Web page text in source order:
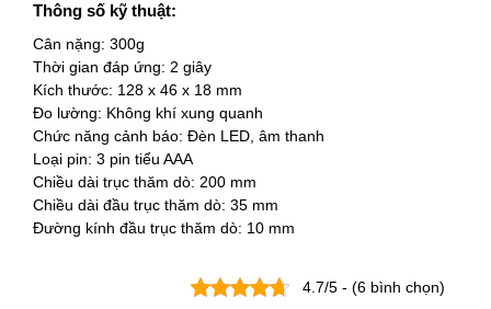
Thông số kỹ thuật:
Cân nặng: 300g
Thời gian đáp ứng: 2 giây
Kích thước: 128 x 46 x 18 mm
Đo lường: Không khí xung quanh
Chức năng cảnh báo: Đèn LED, âm thanh
Loại pin: 3 pin tiểu AAA
Chiều dài trục thăm dò: 200 mm
Chiều dài đầu trục thăm dò: 35 mm
Đường kính đầu trục thăm dò: 10 mm
4.7/5 - (6 bình chọn)